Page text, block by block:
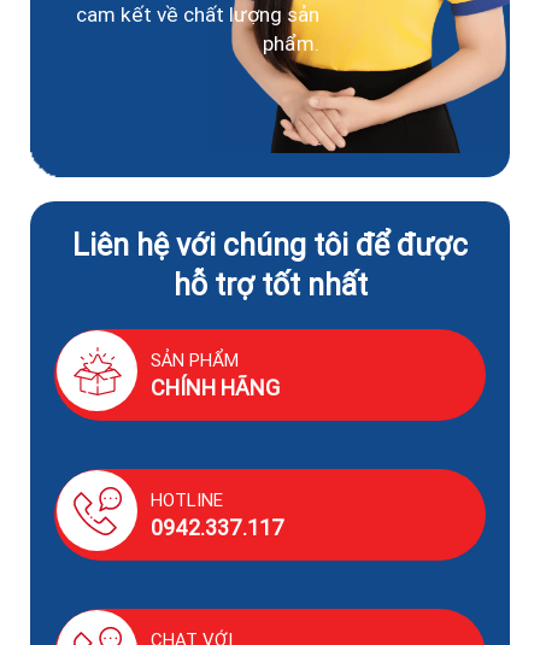
cam kết về chất lượng sản
phẩm.
Liên hệ với chúng tôi để được
hỗ trợ tốt nhất
SẢN PHẨM
CHÍNH HÃNG
HOTLINE
0942.337.117
CHAT VỚI